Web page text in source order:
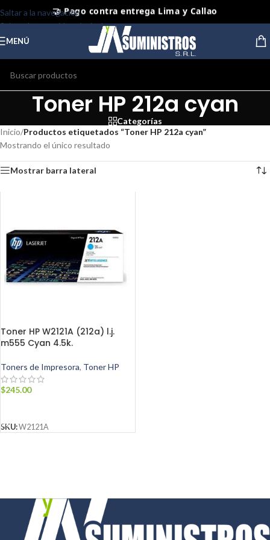
Saltar a la navegación
Saltar al contenido principal
🤝 Pago contra entrega Lima y Callao
⭐ Productos Originales y Nuevos
MENÚ
Toner HP 212a cyan
Categorías
Inicio/Productos etiquetados “Toner HP 212a cyan”
Mostrando el único resultado
Mostrar barra lateral
Toner HP W2121A (212a) l.j.
m555 Cyan 4.5k.
Toners de Impresora, Toner HP
$245.00
SKU:W2121A